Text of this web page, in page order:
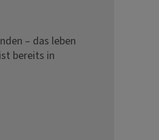
– das leben
bereits in